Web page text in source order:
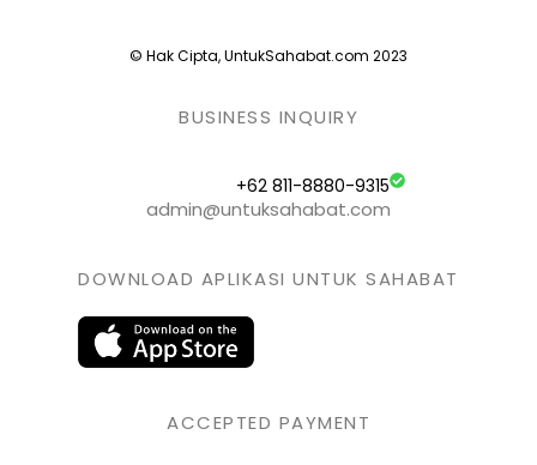
© Hak Cipta, UntukSahabat.com 2023
BUSINESS INQUIRY
+62 811-8880-9315
admin@untuksahabat.com
DOWNLOAD APLIKASI UNTUK SAHABAT
ACCEPTED PAYMENT